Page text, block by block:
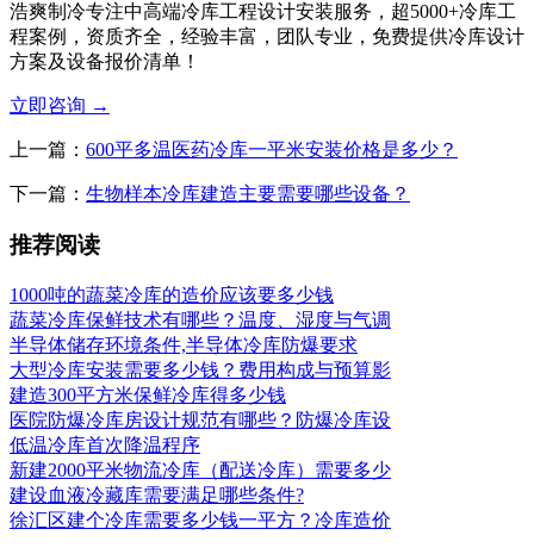
浩爽制冷专注中高端冷库工程设计安装服务，超5000+冷库工
程案例，资质齐全，经验丰富，团队专业，免费提供冷库设计
方案及设备报价清单！
立即咨询 →
上一篇： 600平多温医药冷库一平米安装价格是多少？
下一篇： 生物样本冷库建造主要需要哪些设备？
推荐阅读
1000吨的蔬菜冷库的造价应该要多少钱
蔬菜冷库保鲜技术有哪些？温度、湿度与气调
半导体储存环境条件,半导体冷库防爆要求
大型冷库安装需要多少钱？费用构成与预算影
建造300平方米保鲜冷库得多少钱
医院防爆冷库房设计规范有哪些？防爆冷库设
低温冷库首次降温程序
新建2000平米物流冷库（配送冷库）需要多少
建设血液冷藏库需要满足哪些条件?
徐汇区建个冷库需要多少钱一平方？冷库造价